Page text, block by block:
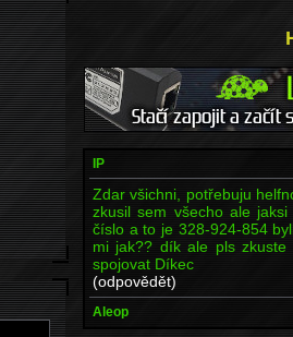
IP
Zdar všichni, potřebuju
zkusil sem všecho ale
číslo a to je 328-924-854
mi jak?? dík ale pls
spojovat Díkec
(odpovědět)
Aleop